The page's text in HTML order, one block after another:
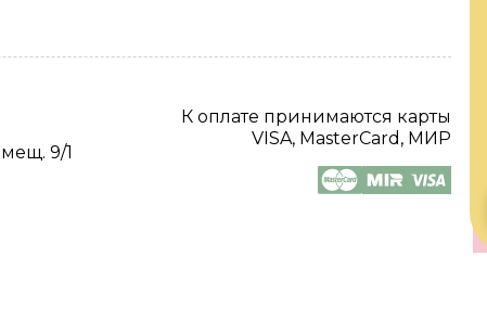
9/1
К оплате принимаются карты
VISA, MasterCard, МИР